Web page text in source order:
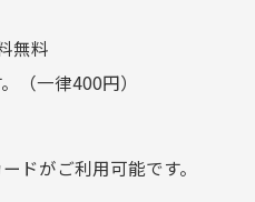
ヨンナナハチ）
無料
（一律400円）
ドがご利用可能です。